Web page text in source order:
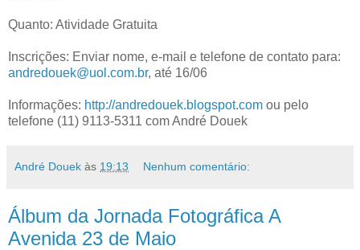
Quanto: Atividade Gratuita
Inscrições: Enviar nome, e-mail e telefone de contato para:
andredouek@uol.com.br, até 16/06
Informações: http://andredouek.blogspot.com ou pelo
telefone (11) 9113-5311 com André Douek
André Douek às 19:13 Nenhum comentário:
Álbum da Jornada Fotográfica A
Avenida 23 de Maio